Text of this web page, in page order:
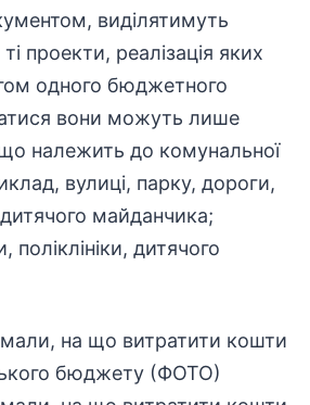
виділятимуть
проекти, реалізація яких
одного бюджетного
вони можуть лише
що належить до комунальної
вулиці, парку, дороги,
майданчика;
дитячого